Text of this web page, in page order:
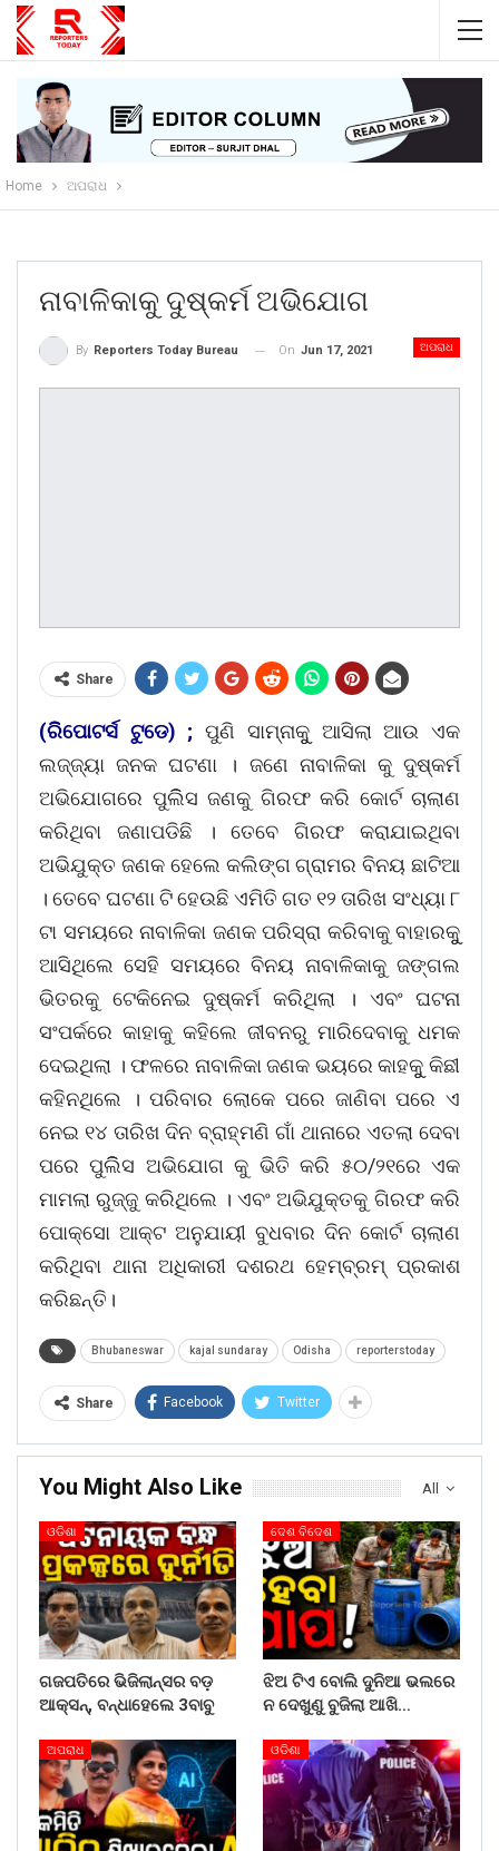
Home ଅପରାଧ
ନାବାଳିକାକୁ ଦୁଷ୍କର୍ମ ଅଭିଯୋଗ
ଅପରାଧ
By Reporters Today Bureau On Jun 17, 2021
Share
(ରିିପୋଟର୍ସ ଟୁଡେ) ; ପୁଣି ସାମ୍ନାକୁୁ ଆସିଲା ଆଉ ଏକ
ଲଜ୍ଜ୍ୟା ଜନକ ଘଟଣା । ଜଣେ ନାବାଳିକା କୁ ଦୁଷ୍କର୍ମ
ଅଭିଯୋଗରେ ପୁଲିିସ ଜଣକୁ ଗିରଫ କରି କୋର୍ଟ ଚାଲାଣ
କରିଥିବା ଜଣାପଡିଛି । ତେବେ ଗିରଫ କରାଯାଇଥିବା
ଅଭିଯୁକ୍ତ ଜଣକ ହେଲେ କଲିଙ୍ଗ ଗ୍ରାମର ବିନୟ ଛାଟିଆ
। ତେବେ ଘଟଣା ଟି ହେଉଛି ଏମିତି ଗତ ୧୨ ତାରିଖ ସଂଧ୍ୟା ୮
ଟା ସମୟରେ ନାବାଳିକା ଜଣକ ପରିସ୍ରା କରିବାକୁ ବାହାରକୁୁ
ଆସିଥିଲେ ସେହି ସମୟରେ ବିନୟ ନାବାଳିକାକୁ ଜଙ୍ଗଲ
ଭିତରକୁ ଟେକିନେଇ ଦୁଷ୍କର୍ମ କରିଥିଲା । ଏବଂ ଘଟନା
ସଂପର୍କରେ କାହାକୁ କହିଲେ ଜୀବନରୁ ମାରିଦେବାକୁ ଧମକ
ଦେଇଥିଲା । ଫଳରେ ନାବାଳିକା ଜଣକ ଭୟରେ କାହକୁୁ କିଛୀ
କହିନଥିଲେ । ପରିବାର ଲୋକେ ପରେ ଜାଣିବା ପରେ ଏ
ନେଇ ୧୪ ତାରିଖ ଦିନ ବ୍ରାହ୍ମଣି ଗାଁ ଥାନାରେ ଏତଲା ଦେବା
ପରେ ପୁଲିିସ ଅଭିଯୋଗ କୁ ଭିତି କରି ୫୦/୨୧ରେ ଏକ
ମାମଲା ରୁଜ୍ଜୁ କରିଥିଲେ । ଏବଂ ଅଭିଯୁକ୍ତକୁ ଗିରଫ କରି
ପୋକ୍ସୋ ଆକ୍ଟ ଅନୁଯାୟୀ ବୁଧବାର ଦିନ କୋର୍ଟ ଚାଲାଣ
କରିଥିବା ଥାନା ଅଧିକାରୀ ଦଶରଥ ହେମ୍ବ୍ରମ୍ ପ୍ରକାଶ
କରିଛନ୍ତି।
Bhubaneswar kajal sundaray Odisha reporterstoday
Share Facebook Twitter
All
You Might Also Like
ଓଡିଶା
ଗଜପତିରେ ଭିଜିଲାନ୍ସର ବଡ଼
ଆକ୍ସନ୍, ବନ୍ଧାହେଲେ 3ବାବୁ
ଦେଶ ବିଦେଶ
ଝିଅ ଟିଏ ବୋଲି ଦୁନିଆ ଭଲରେ
ନ ଦେଖୁଣୁ ବୁଜିଲା ଆଖି…
ଅପରାଧ ଓଡିଶା